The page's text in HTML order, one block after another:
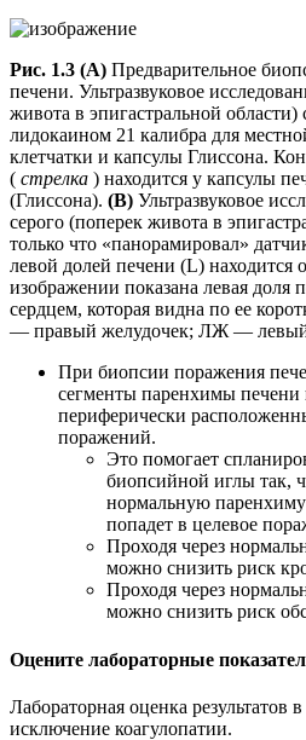
Рис. 1.3 (A) Предварительное
печени. Ультразвуковое
живота в эпигастральной
лидокаином 21 калибра для
клетчатки и капсулы Глиссона.
( стрелка ) находится у капсулы
(Глиссона). (B) Ультразвуковое
серого (поперек живота в
только что «панорамировал»
левой долей печени (L) находится
изображении показана левая доля
сердцем, которая видна по ее
— правый желудочек; ЛЖ — левый
При биопсии поражения
сегменты паренхимы печени
периферически
поражений.
Это помогает
биопсийной иглы так,
нормальную
попадет в целевое
Проходя через
можно снизить риск
Проходя через
можно снизить риск
Оцените лабораторные
Лабораторная оценка результатов
исключение коагулопатии.